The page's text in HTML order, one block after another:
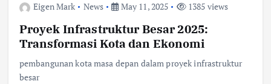
Eigen Mark News May 11, 2025 1385 views
Proyek Infrastruktur Besar 2025:
Transformasi Kota dan Ekonomi
pembangunan kota masa depan dalam proyek infrastruktur
besar